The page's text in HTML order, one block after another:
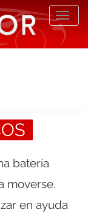
batería
moverse.
en ayuda